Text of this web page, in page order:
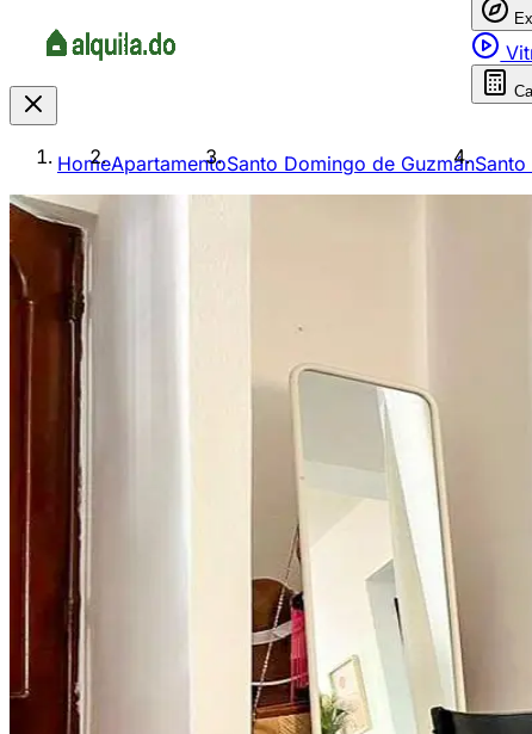
HomeApartamentoSanto Domingo de Guzmán